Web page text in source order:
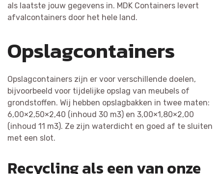
als laatste jouw gegevens in. MDK Containers levert
afvalcontainers door het hele land.
Opslagcontainers
Opslagcontainers zijn er voor verschillende doelen,
bijvoorbeeld voor tijdelijke opslag van meubels of
grondstoffen. Wij hebben opslagbakken in twee maten:
6,00×2,50×2,40 (inhoud 30 m3) en 3,00×1,80×2,00
(inhoud 11 m3). Ze zijn waterdicht en goed af te sluiten
met een slot.
Recycling als een van onze